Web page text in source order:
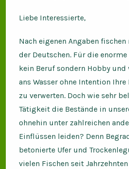
Liebe Interessierte,
Nach eigenen Angaben
der Deutschen. Für die
kein Beruf sondern Hobby und
ans Wasser ohne Intention
zu verwerten. Doch wie sehr
Tätigkeit die Bestände in
ohnehin unter zahlreichen
Einflüssen leiden? Denn
betonierte Ufer und
vielen Fischen seit